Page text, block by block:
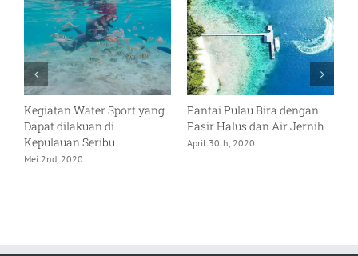
Kegiatan Water Sport yang
Dapat dilakuan di
Kepulauan Seribu
Mei 2nd, 2020
Pantai Pulau Bira dengan
Pasir Halus dan Air Jernih
April 30th, 2020